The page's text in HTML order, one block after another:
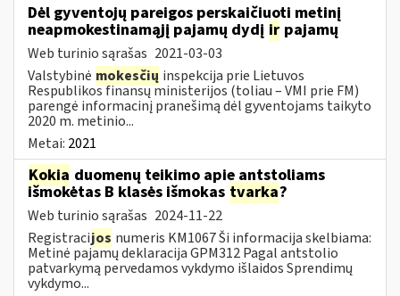
Dėl gyventojų pareigos perskaičiuoti metinį
neapmokestinamąjį pajamų dydį ir pajamų
Web turinio sąrašas 2021-03-03
Valstybinė mokesčių inspekcija prie Lietuvos
Respublikos finansų ministerijos (toliau – VMI prie FM)
parengė informacinį pranešimą dėl gyventojams taikyto
2020 m. metinio...
Metai: 2021
Kokia duomenų teikimo apie antstoliams
išmokėtas B klasės išmokas tvarka?
Web turinio sąrašas 2024-11-22
Registracijos numeris KM1067 Ši informacija skelbiama:
Metinė pajamų deklaracija GPM312 Pagal antstolio
patvarkymą pervedamos vykdymo išlaidos Sprendimų
vykdymo...